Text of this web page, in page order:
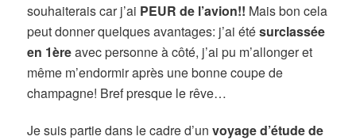
souhaiterais car j’ai PEUR de l’avion!! Mais bon cela
peut donner quelques avantages: j’ai étésurclassée
en 1èreavec personne à côté, j’ai pu m’allonger et
même m’endormir après une bonne coupe de
champagne! Bref presque le rêve…
Je suis partie dans le cadre d’unvoyage d’étude de